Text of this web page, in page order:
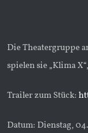
Die Theatergruppe
spielen sie „Klima
Trailer zum Stück:
Datum: Dienstag,